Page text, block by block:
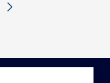
Successiva »